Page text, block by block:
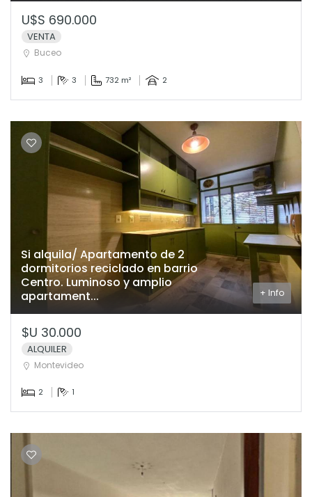
U$S 690.000
VENTA
Buceo
3 3 732 m² 2
Si alquila/ Apartamento de 2
dormitorios reciclado en barrio
Centro. Luminoso y amplio
apartament...
+ Info
$U 30.000
ALQUILER
Montevideo
2 1